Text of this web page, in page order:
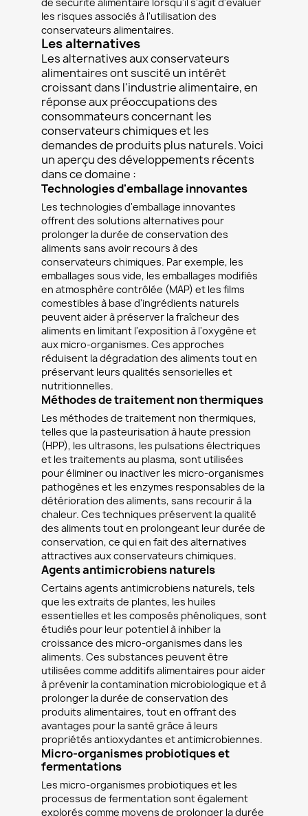
les risques associés à l'utilisation des
conservateurs alimentaires.
Les alternatives
Les alternatives aux conservateurs
alimentaires ont suscité un intérêt
croissant dans l'industrie alimentaire, en
réponse aux préoccupations des
consommateurs concernant les
conservateurs chimiques et les
demandes de produits plus naturels. Voici
un aperçu des développements récents
dans ce domaine :
Technologies d'emballage innovantes
Les technologies d'emballage innovantes
offrent des solutions alternatives pour
prolonger la durée de conservation des
aliments sans avoir recours à des
conservateurs chimiques. Par exemple, les
emballages sous vide, les emballages modifiés
en atmosphère contrôlée (MAP) et les films
comestibles à base d'ingrédients naturels
peuvent aider à préserver la fraîcheur des
aliments en limitant l'exposition à l'oxygène et
aux micro-organismes. Ces approches
réduisent la dégradation des aliments tout en
préservant leurs qualités sensorielles et
nutritionnelles.
Méthodes de traitement non thermiques
Les méthodes de traitement non thermiques,
telles que la pasteurisation à haute pression
(HPP), les ultrasons, les pulsations électriques
et les traitements au plasma, sont utilisées
pour éliminer ou inactiver les micro-organismes
pathogènes et les enzymes responsables de la
détérioration des aliments, sans recourir à la
chaleur. Ces techniques préservent la qualité
des aliments tout en prolongeant leur durée de
conservation, ce qui en fait des alternatives
attractives aux conservateurs chimiques.
Agents antimicrobiens naturels
Certains agents antimicrobiens naturels, tels
que les extraits de plantes, les huiles
essentielles et les composés phénoliques, sont
étudiés pour leur potentiel à inhiber la
croissance des micro-organismes dans les
aliments. Ces substances peuvent être
utilisées comme additifs alimentaires pour aider
à prévenir la contamination microbiologique et à
prolonger la durée de conservation des
produits alimentaires, tout en offrant des
avantages pour la santé grâce à leurs
propriétés antioxydantes et antimicrobiennes.
Micro-organismes probiotiques et
fermentations
Les micro-organismes probiotiques et les
processus de fermentation sont également
explorés comme moyens de prolonger la durée